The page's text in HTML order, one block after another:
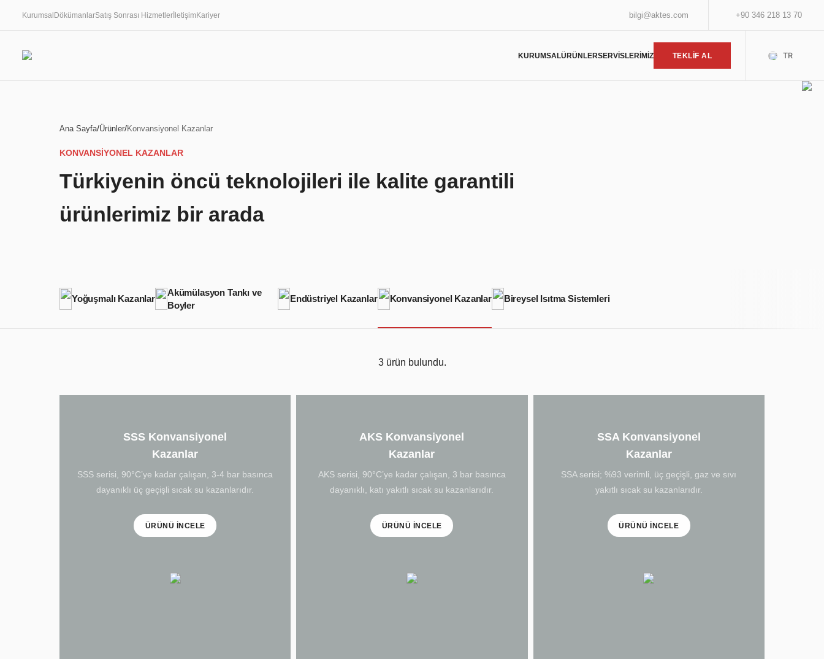
Kurumsal DökümanlarSatış Sonrası Hizmetler İletişim Kariyer bilgi@aktes.com +90 346 218 13 70
KURUMSALÜRÜNLERSERVİSLERİMİZ TEKLİF AL TR
Ana Sayfa/Ürünler/Konvansiyonel Kazanlar
KONVANSIYONEL KAZANLAR
Türkiyenin öncü teknolojileri ile kalite garantili
ürünlerimiz bir arada
Yoğuşmalı Kazanlar
Akümülasyon Tankı ve
Boyler
Endüstriyel Kazanlar Konvansiyonel Kazanlar Bireysel Isıtma Sistemleri
3 ürün bulundu.
SSS Konvansiyonel
Kazanlar
SSS serisi, 90°C’ye kadar çalışan, 3-4 bar basınca
dayanıklı üç geçişli sıcak su kazanlarıdır.
ÜRÜNÜ İNCELE
AKS Konvansiyonel
Kazanlar
AKS serisi, 90°C’ye kadar çalışan, 3 bar basınca
dayanıklı, katı yakıtlı sıcak su kazanlarıdır.
ÜRÜNÜ İNCELE
SSA Konvansiyonel
Kazanlar
SSA serisi; %93 verimli, üç geçişli, gaz ve sıvı
yakıtlı sıcak su kazanlarıdır.
ÜRÜNÜ İNCELE
Şehir Seçin